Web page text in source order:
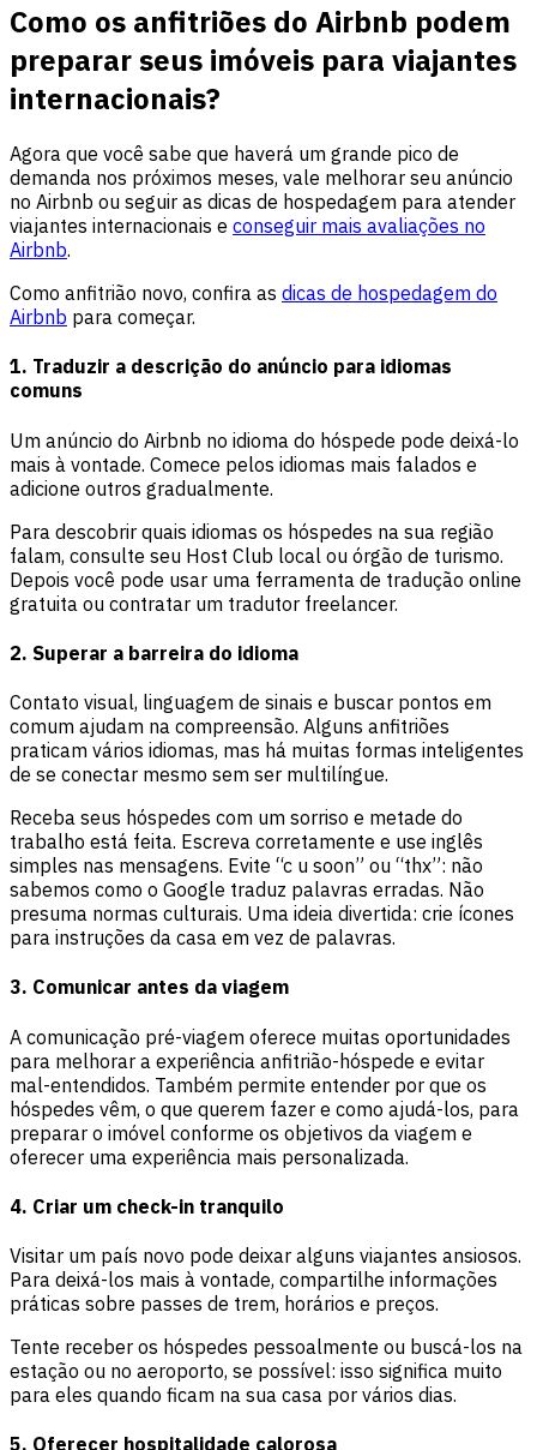
Como os anfitriões do Airbnb podem
preparar seus imóveis para viajantes
internacionais?
Agora que você sabe que haverá um grande pico de
demanda nos próximos meses, vale melhorar seu anúncio
no Airbnb ou seguir as dicas de hospedagem para atender
viajantes internacionais e conseguir mais avaliações no
Airbnb.
Como anfitrião novo, confira as dicas de hospedagem do
Airbnb para começar.
1. Traduzir a descrição do anúncio para idiomas
comuns
Um anúncio do Airbnb no idioma do hóspede pode deixá-lo
mais à vontade. Comece pelos idiomas mais falados e
adicione outros gradualmente.
Para descobrir quais idiomas os hóspedes na sua região
falam, consulte seu Host Club local ou órgão de turismo.
Depois você pode usar uma ferramenta de tradução online
gratuita ou contratar um tradutor freelancer.
2. Superar a barreira do idioma
Contato visual, linguagem de sinais e buscar pontos em
comum ajudam na compreensão. Alguns anfitriões
praticam vários idiomas, mas há muitas formas inteligentes
de se conectar mesmo sem ser multilíngue.
Receba seus hóspedes com um sorriso e metade do
trabalho está feita. Escreva corretamente e use inglês
simples nas mensagens. Evite “c u soon” ou “thx”: não
sabemos como o Google traduz palavras erradas. Não
presuma normas culturais. Uma ideia divertida: crie ícones
para instruções da casa em vez de palavras.
3. Comunicar antes da viagem
A comunicação pré-viagem oferece muitas oportunidades
para melhorar a experiência anfitrião-hóspede e evitar
mal-entendidos. Também permite entender por que os
hóspedes vêm, o que querem fazer e como ajudá-los, para
preparar o imóvel conforme os objetivos da viagem e
oferecer uma experiência mais personalizada.
4. Criar um check-in tranquilo
Visitar um país novo pode deixar alguns viajantes ansiosos.
Para deixá-los mais à vontade, compartilhe informações
práticas sobre passes de trem, horários e preços.
Tente receber os hóspedes pessoalmente ou buscá-los na
estação ou no aeroporto, se possível: isso significa muito
para eles quando ficam na sua casa por vários dias.
5. Oferecer hospitalidade calorosa